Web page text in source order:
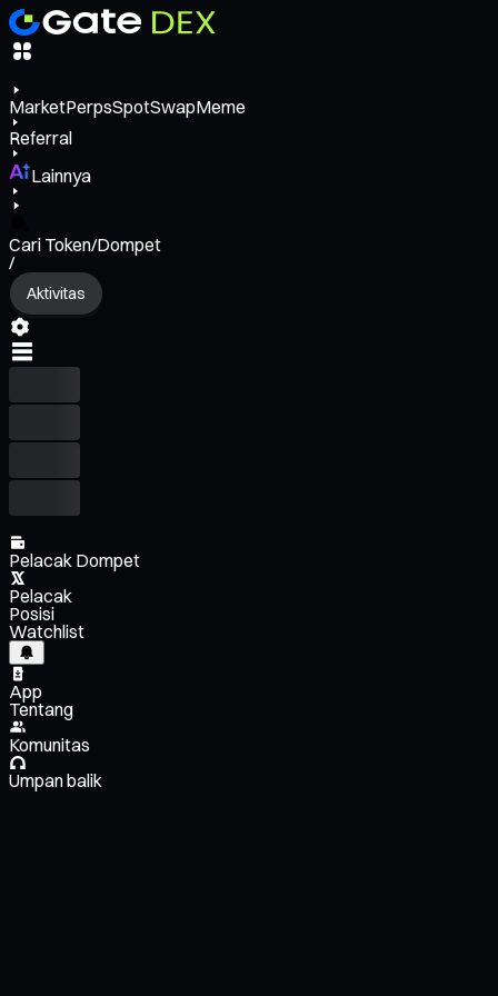
MarketPerpsSpotSwapMeme
Referral
Lainnya
Cari Token/Dompet
/
Aktivitas
Pelacak Dompet
Pelacak
Posisi
Watchlist
App
Tentang
Komunitas
Umpan balik